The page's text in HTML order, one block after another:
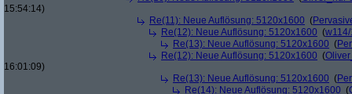
15:54:14)
Re(11): Neue Auflösung: 5120x1600 (
Re(12): Neue Auflösung: 5120x1600 (
Re(13): Neue Auflösung: 5120x1600 (
Re(12): Neue Auflösung: 5120x1600 (
16:01:09)
Re(13): Neue Auflösung: 5120x1600 (
Re(14): Neue Auflösung: 5120x1600 (